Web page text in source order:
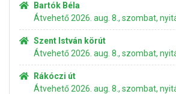
Bartók Béla
Átvehető 2026. aug. 8., szombat,
Szent István körút
Átvehető 2026. aug. 8., szombat,
Rákóczi út
Átvehető 2026. aug. 8., szombat,